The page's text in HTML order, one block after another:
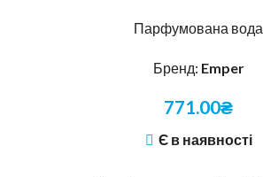
Парфумована вода
Бренд: Emper
771.00₴
Є в наявності